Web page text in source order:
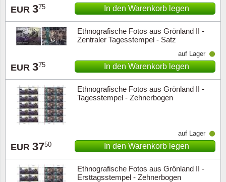
EUR 375 In den Warenkorb legen
Ethnografische Fotos aus Grönland II -
Zentraler Tagesstempel - Satz
EUR 375
auf Lager
In den Warenkorb legen
Ethnografische Fotos aus Grönland II -
Tagesstempel - Zehnerbogen
EUR 3750
auf Lager
In den Warenkorb legen
Ethnografische Fotos aus Grönland II -
Ersttagsstempel - Zehnerbogen